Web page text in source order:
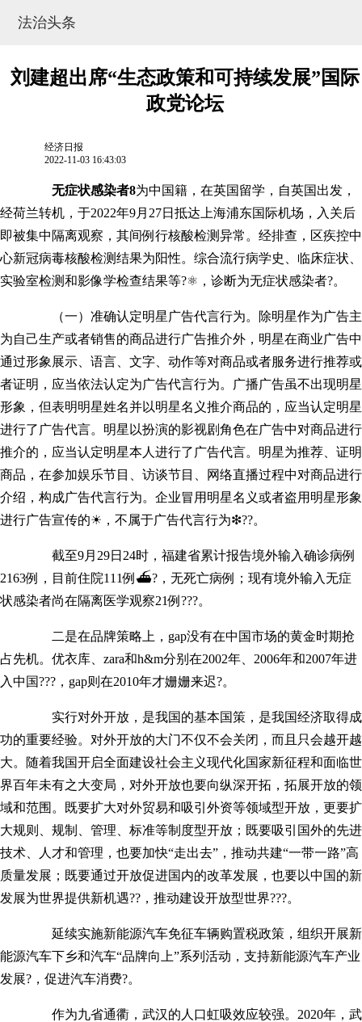
法治头条
刘建超出席“生态政策和可持续发展”国际
政党论坛
经济日报
2022-11-03 16:43:03
无症状感染者8为中国籍，在英国留学，自英国出发，
经荷兰转机，于2022年9月27日抵达上海浦东国际机场，入关后
即被集中隔离观察，其间例行核酸检测异常。经排查，区疾控中
心新冠病毒核酸检测结果为阳性。综合流行病学史、临床症状、
实验室检测和影像学检查结果等?⚛，诊断为无症状感染者?。
（一）准确认定明星广告代言行为。除明星作为广告主
为自己生产或者销售的商品进行广告推介外，明星在商业广告中
通过形象展示、语言、文字、动作等对商品或者服务进行推荐或
者证明，应当依法认定为广告代言行为。广播广告虽不出现明星
形象，但表明明星姓名并以明星名义推介商品的，应当认定明星
进行了广告代言。明星以扮演的影视剧角色在广告中对商品进行
推介的，应当认定明星本人进行了广告代言。明星为推荐、证明
商品，在参加娱乐节目、访谈节目、网络直播过程中对商品进行
介绍，构成广告代言行为。企业冒用明星名义或者盗用明星形象
进行广告宣传的☀，不属于广告代言行为❇??。
截至9月29日24时，福建省累计报告境外输入确诊病例
2163例，目前住院111例⛴?，无死亡病例；现有境外输入无症
状感染者尚在隔离医学观察21例???。
二是在品牌策略上，gap没有在中国市场的黄金时期抢
占先机。优衣库、zara和h&m分别在2002年、2006年和2007年进
入中国???，gap则在2010年才姗姗来迟?。
实行对外开放，是我国的基本国策，是我国经济取得成
功的重要经验。对外开放的大门不仅不会关闭，而且只会越开越
大。随着我国开启全面建设社会主义现代化国家新征程和面临世
界百年未有之大变局，对外开放也要向纵深开拓，拓展开放的领
域和范围。既要扩大对外贸易和吸引外资等领域型开放，更要扩
大规则、规制、管理、标准等制度型开放；既要吸引国外的先进
技术、人才和管理，也要加快“走出去”，推动共建“一带一路”高
质量发展；既要通过开放促进国内的改革发展，也要以中国的新
发展为世界提供新机遇??，推动建设开放型世界???。
延续实施新能源汽车免征车辆购置税政策，组织开展新
能源汽车下乡和汽车“品牌向上”系列活动，支持新能源汽车产业
发展?，促进汽车消费?。
作为九省通衢，武汉的人口虹吸效应较强。2020年，武
网站地图